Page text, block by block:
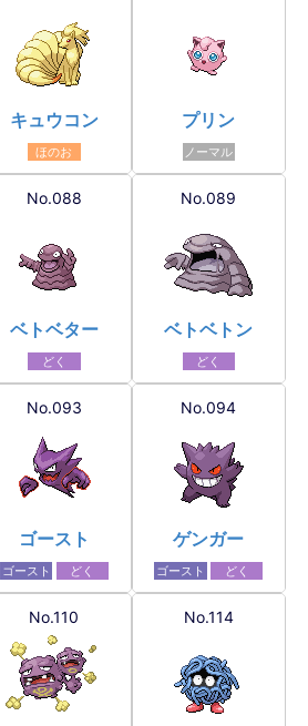
キュウコン
ほのお
プリン
ノーマル
No.088
ベトベター
どく
No.089
ベトベトン
どく
No.093
ゴースト
ゴースト どく
No.094
ゲンガー
ゴースト どく
No.110 No.114